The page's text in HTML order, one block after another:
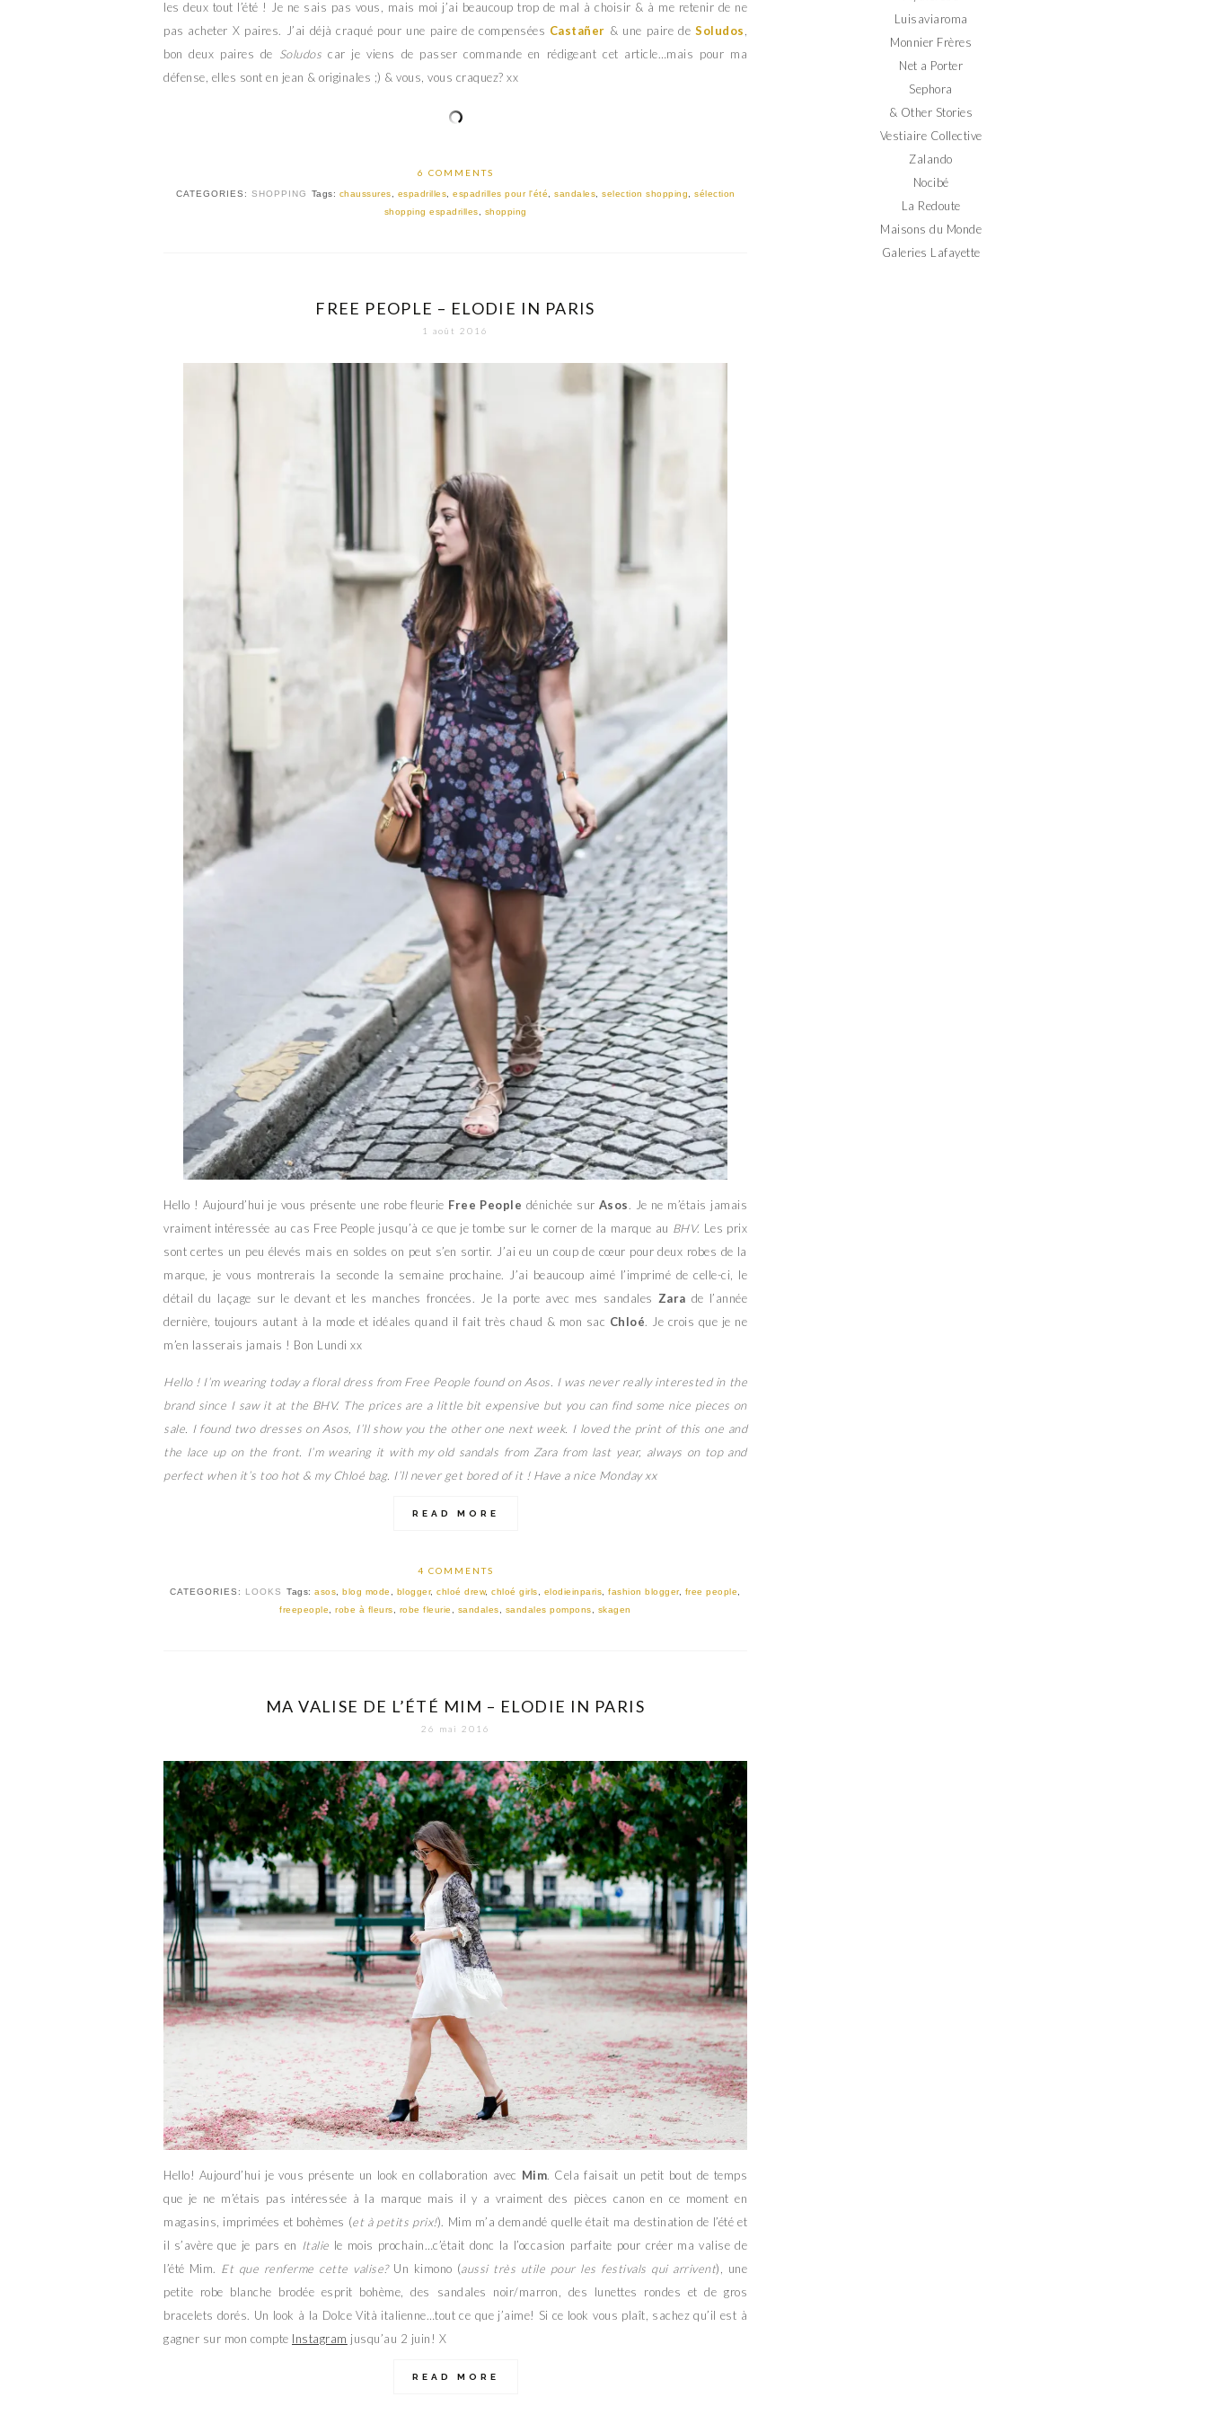
les deux tout l’été ! Je ne sais pas vous, mais moi j’ai beaucoup trop de mal à choisir & à me retenir de ne
pas acheter X paires. J’ai déjà craqué pour une paire de compensées Castañer & une paire deSoludos
bon deux paires de Soludos car je viens de passer commande en rédigeant cet article…mais pour ma
défense, elles sont en jean & originales ;) & vous, vous craquez? xx
6 COMMENTS
CATEGORIES: SHOPPING Tags: chaussures espadrilles espadrilles pour l'été sandales selection shopping
sélection
shopping espadrilles
shopping
FREE PEOPLE – ELODIE IN PARIS
1 août 2016
Hello ! Aujourd’hui je vous présente une robe fleurie Free People dénichée sur Asos. Je ne m’étais jamais
vraiment intéressée au cas Free People jusqu’à ce que je tombe sur le corner de la marque au BHV. Les prix
sont certes un peu élevés mais en soldes on peut s’en sortir. J’ai eu un coup de cœur pour deux robes de la
marque, je vous montrerais la seconde la semaine prochaine. J’ai beaucoup aimé l’imprimé de celle-ci, le
détail du laçage sur le devant et les manches froncées. Je la porte avec mes sandales Zara de l’année
dernière, toujours autant à la mode et idéales quand il fait très chaud & mon sac Chloé. Je crois que je ne
m’en lasserais jamais ! Bon Lundi xx
Hello ! I’m wearing today a floral dress from Free People found on Asos. I was never really interested in the
brand since I saw it at the BHV. The prices are a little bit expensive but you can find some nice pieces on
sale. I found two dresses on Asos, I’ll show you the other one next week. I loved the print of this one and
the lace up on the front. I’m wearing it with my old sandals from Zara from last year, always on top and
perfect when it’s too hot & my Chloé bag. I’ll never get bored of it ! Have a nice Monday xx
READ MORE
4 COMMENTS
CATEGORIES: LOOKS Tags:asos ,blog mode blogger,chloé drew,chloé girls elodieinparis ,fashion blogger, free people
freepeople
,robe à fleurs robe fleurie sandales sandales pompons skagen
MA VALISE DE L’ÉTÉ MIM – ELODIE IN PARIS
26 mai 2016
Hello! Aujourd’hui je vous présente un look en collaboration avec Mim. Cela faisait un petit bout de temps
que je ne m’étais pas intéressée à la marque mais il y a vraiment des pièces canon en ce moment en
magasins, imprimées et bohèmes (et à petits prix!). Mim m’a demandé quelle était ma destination de l’été et
il s’avère que je pars en Italie le mois prochain…c’était donc la l’occasion parfaite pour créer ma valise de
l’été Mim. Et que renferme cette valise?Un kimono (aussi très utile pour les festivals qui arrivent), une
petite robe blanche brodée esprit bohème, des sandales noir/marron, des lunettes rondes et de gros
bracelets dorés. Un look à la Dolce Vità italienne…tout ce que j’aime! Si ce look vous plaît, sachez qu’il est à
gagner sur mon compte Instagram jusqu’au 2 juin! X
READ MORE
Luisaviaroma
Monnier Frères
Net a Porter
Sephora
& Other Stories
Vestiaire Collective
Zalando
Nocibé
La Redoute
Maisons du Monde
Galeries Lafayette